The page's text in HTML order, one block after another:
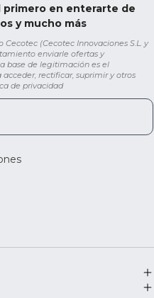
en enterarte de
y mucho más
(Cecotec Innovaciones S.L. y
enviarle ofertas y
base de legitimación es el
rectificar, suprimir y otros
de privacidad